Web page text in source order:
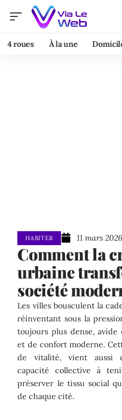
4 roues À la une
HABITER 11 mars 2026
Comment la
urbaine
société
Les villes bousculent la
réinventant sous la
toujours plus dense, avide
et de confort moderne.
de vitalité, vient aussi
capacité collective à
préserver le tissu social
de chaque cité.